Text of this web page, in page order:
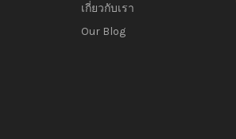
เกี่ยวกับเรา
Our Blog